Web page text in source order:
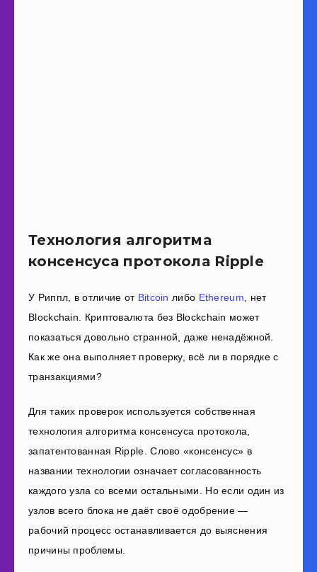
Технология алгоритма
консенсуса протокола Ripple
У Риппл, в отличие от Bitcoin либо Ethereum, нет
Blockchain. Криптовалюта без Blockchain может
показаться довольно странной, даже ненадёжной.
Как же она выполняет проверку, всё ли в порядке с
транзакциями?
Для таких проверок используется собственная
технология алгоритма консенсуса протокола,
запатентованная Ripple. Слово «консенсус» в
названии технологии означает согласованность
каждого узла со всеми остальными. Но если один из
узлов всего блока не даёт своё одобрение —
рабочий процесс останавливается до выяснения
причины проблемы.